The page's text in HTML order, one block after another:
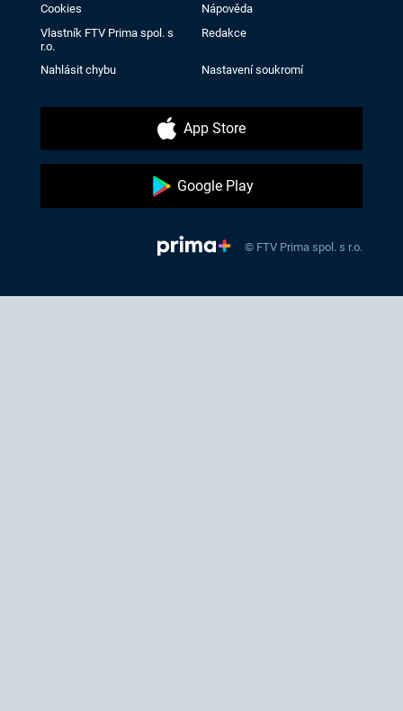
Cookies
Nápověda
Vlastník FTV Prima spol. s
r.o.
Redakce
Nahlásit chybu Nastavení soukromí
App Store
Google Play
© FTV Prima spol. s r.o.